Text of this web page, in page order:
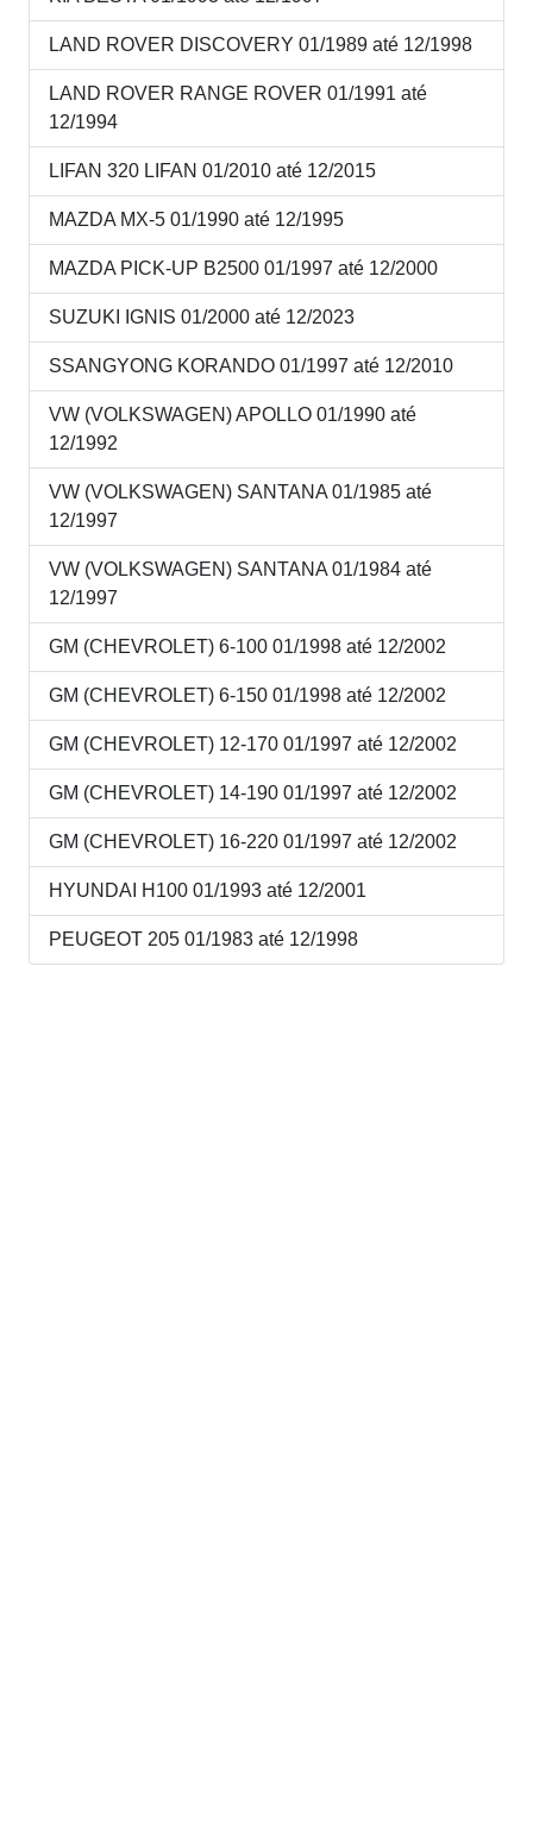
LAND ROVER DISCOVERY 01/1989 até 12/1998
LAND ROVER RANGE ROVER 01/1991 até
12/1994
LIFAN 320 LIFAN 01/2010 até 12/2015
MAZDA MX-5 01/1990 até 12/1995
MAZDA PICK-UP B2500 01/1997 até 12/2000
SUZUKI IGNIS 01/2000 até 12/2023
SSANGYONG KORANDO 01/1997 até 12/2010
VW (VOLKSWAGEN) APOLLO 01/1990 até
12/1992
VW (VOLKSWAGEN) SANTANA 01/1985 até
12/1997
VW (VOLKSWAGEN) SANTANA 01/1984 até
12/1997
GM (CHEVROLET) 6-100 01/1998 até 12/2002
GM (CHEVROLET) 6-150 01/1998 até 12/2002
GM (CHEVROLET) 12-170 01/1997 até 12/2002
GM (CHEVROLET) 14-190 01/1997 até 12/2002
GM (CHEVROLET) 16-220 01/1997 até 12/2002
HYUNDAI H100 01/1993 até 12/2001
PEUGEOT 205 01/1983 até 12/1998